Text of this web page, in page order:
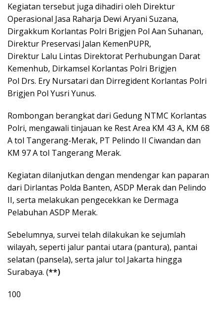
Kegiatan tersebut juga dihadiri oleh Direktur
Operasional Jasa Raharja Dewi Aryani Suzana,
Dirgakkum Korlantas Polri Brigjen Pol Aan Suhanan,
Direktur Preservasi Jalan KemenPUPR,
Direktur Lalu Lintas Direktorat Perhubungan Darat
Kemenhub, Dirkamsel Korlantas Polri Brigjen
Pol Drs. Ery Nursatari dan Dirregident Korlantas Polri
Brigjen Pol Yusri Yunus.
Rombongan berangkat dari Gedung NTMC Korlantas
Polri, mengawali tinjauan ke Rest Area KM 43 A, KM 68
A tol Tangerang-Merak, PT Pelindo II Ciwandan dan
KM 97 A tol Tangerang Merak.
Kegiatan dilanjutkan dengan mendengar kan paparan
dari Dirlantas Polda Banten, ASDP Merak dan Pelindo
II, serta melakukan pengecekkan ke Dermaga
Pelabuhan ASDP Merak.
Sebelumnya, survei telah dilakukan ke sejumlah
wilayah, seperti jalur pantai utara (pantura), pantai
selatan (pansela), serta jalur tol Jakarta hingga
Surabaya. (**)
100